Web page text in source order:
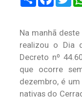
Na manhã
realizou o Dia
Decreto nº
que ocorre
dezembro, é
nativas do